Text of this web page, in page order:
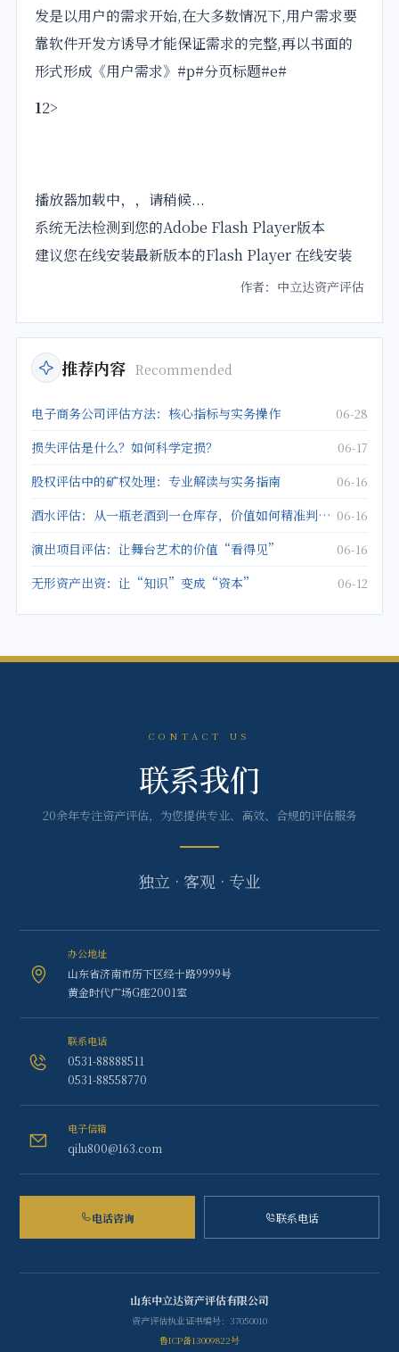
发是以用户的需求开始,在大多数情况下,用户需求要
靠软件开发方诱导才能保证需求的完整,再以书面的
形式形成《用户需求》#p#分页标题#e#
12>
播放器加载中，，请稍候...
系统无法检测到您的Adobe Flash Player版本
建议您在线安装最新版本的Flash Player 在线安装
作者：中立达资产评估
推荐内容 Recommended
电子商务公司评估方法：核心指标与实务操作 06-28
损失评估是什么？如何科学定损？ 06-17
股权评估中的矿权处理：专业解读与实务指南 06-16
酒水评估：从一瓶老酒到一仓库存，价值如何精准判定？ 06-16
演出项目评估：让舞台艺术的价值“看得见” 06-16
无形资产出资：让“知识”变成“资本” 06-12
CONTACT US
联系我们
20余年专注资产评估，为您提供专业、高效、合规的评估服务
独立 · 客观 · 专业
办公地址
山东省济南市历下区经十路9999号
黄金时代广场G座2001室
联系电话
0531-88888511
0531-88558770
电子信箱
qilu800@163.com
电话咨询 联系电话
山东中立达资产评估有限公司
资产评估执业证书编号：37050010
鲁ICP备13009822号